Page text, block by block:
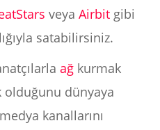
veya Airbitgibi
satabilirsiniz.
ağkurmak
olduğunu dünyaya
kanallarını